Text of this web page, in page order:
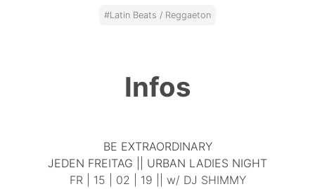
#Latin Beats / Reggaeton
Infos
BE EXTRAORDINARY
JEDEN FREITAG || URBAN LADIES NIGHT
FR | 15 | 02 | 19 || w/ DJ SHIMMY